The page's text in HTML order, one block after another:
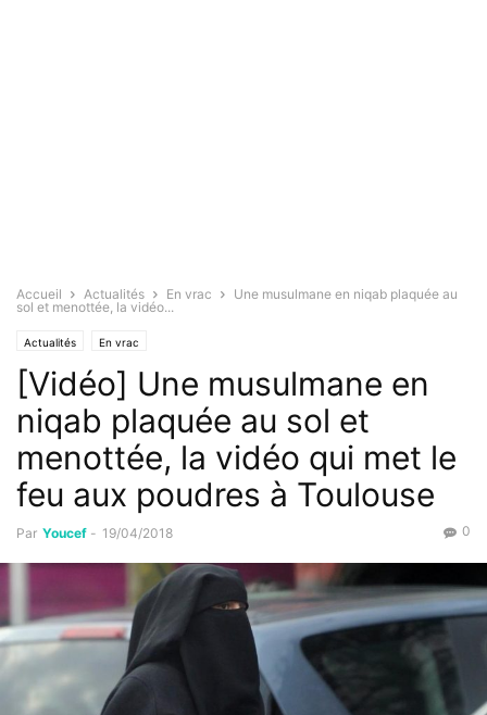
Accueil Actualités En vrac
Une musulmane en niqab plaquée au
sol et menottée, la vidéo...
Actualités En vrac
[Vidéo] Une musulmane en
niqab plaquée au sol et
menottée, la vidéo qui met le
feu aux poudres à Toulouse
Par Youcef - 19/04/2018 0